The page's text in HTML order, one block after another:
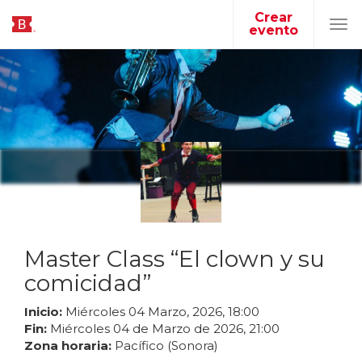
Crear
evento
Master Class “El clown y su
comicidad”
Inicio: Miércoles 04 Marzo, 2026, 18:00
Fin: Miércoles 04 de Marzo de 2026, 21:00
Zona horaria: Pacífico (Sonora)